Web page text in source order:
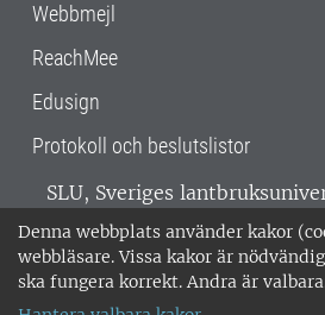
Denna webbplats använder kakor
webbläsare. Vissa kakor är
ska fungera korrekt. Andra är
Webbmejl
ReachMee
Edusign
Protokoll och beslutslistor
SLU, Sveriges
verksamhet över hela
Alnarp, Uppsala och Umeå.
miljöcertifierat enligt ISO
018-67 10 00 • Org nr: